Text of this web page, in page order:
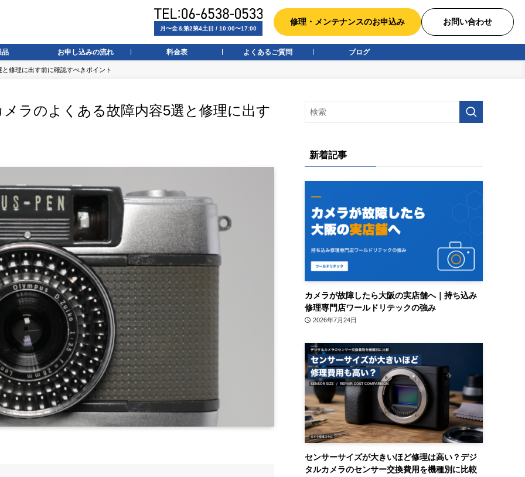
月〜金＆第2第4土日 / 10:00〜17:00
修理・メンテナンスのお申込み お問い合わせ
品 お申し込みの流れ 料金表 よくあるご質問 ブログ
修理に出す前に確認すべきポイント
ラのよくある故障内容5選と修理に出す
新着記事
カメラが故障したら大阪の実店舗へ｜持ち込み
修理専門店ワールドリテックの強み
2026年7月24日
センサーサイズが大きいほど修理は高い？デジ
タルカメラのセンサー交換費用を機種別に比較